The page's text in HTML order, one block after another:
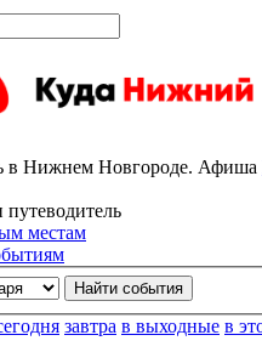
в Нижнем Новгороде. Афиша
местам
завтра в выходные в